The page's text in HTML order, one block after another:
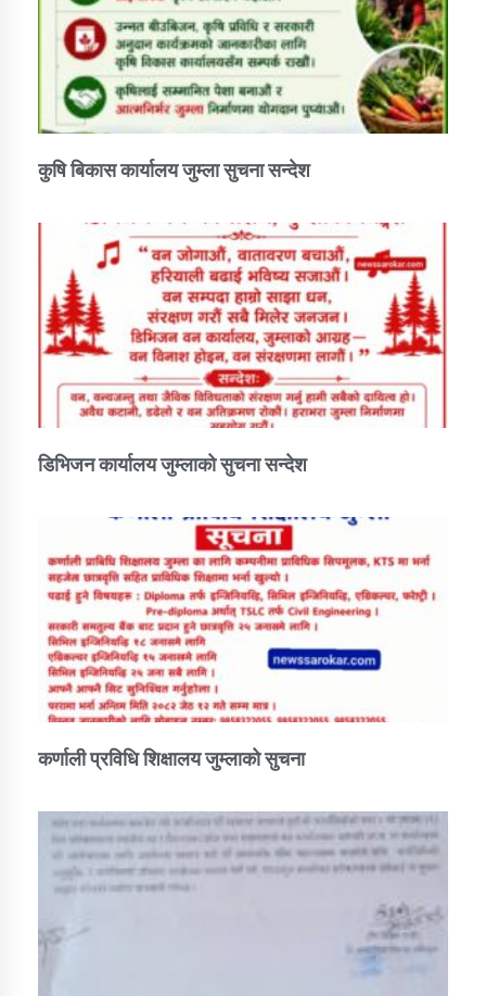
तातोपानी गाउँपालिकाको न्यायिक समिति सम्बन्धी सन्देश
तातोपानी गाउँपालिका जुम्लाको महिला तथा लैङ्गिक हिंसा
तातोपानी गाउँपालिका जुम्लाको महिनावारी सम्बन्धिकाे
तातोपानी गाउँपालिका जुम्लाको बालविवाह सन्देश
तातोपानी गाउँपालिका जुम्लाको सूचना
तातोपानी गाउँपालिका जुम्लाको सूचना
कुषि बिकास कार्यालय जुम्ला सुचना सन्देश
डिभिजन कार्यालय जुम्लाको सुचना सन्देश
कर्णाली प्रविधि शिक्षालय जुम्लाको सुचना